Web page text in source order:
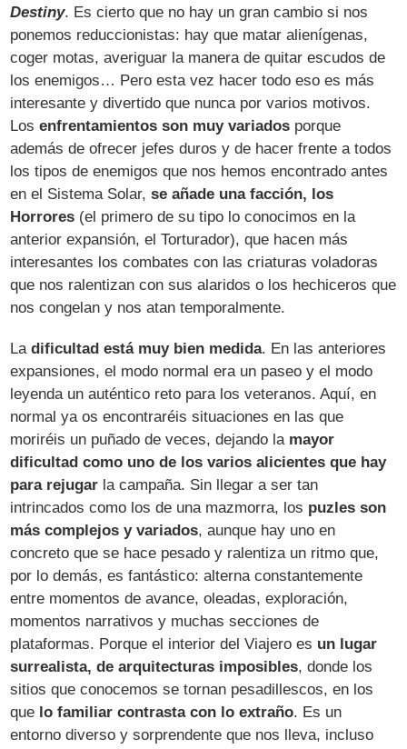
Destiny. Es cierto que no hay un gran cambio si nos
ponemos reduccionistas: hay que matar alienígenas,
coger motas, averiguar la manera de quitar escudos de
los enemigos… Pero esta vez hacer todo eso es más
interesante y divertido que nunca por varios motivos.
Losenfrentamientos son muy variados porque
además de ofrecer jefes duros y de hacer frente a todos
los tipos de enemigos que nos hemos encontrado antes
en el Sistema Solar,se añade una facción, los
Horrores (el primero de su tipo lo conocimos en la
anterior expansión, el Torturador), que hacen más
interesantes los combates con las criaturas voladoras
que nos ralentizan con sus alaridos o los hechiceros que
nos congelan y nos atan temporalmente.
Ladificultad está muy bien medida. En las anteriores
expansiones, el modo normal era un paseo y el modo
leyenda un auténtico reto para los veteranos. Aquí, en
normal ya os encontraréis situaciones en las que
moriréis un puñado de veces, dejando la mayor
dificultad como uno de los varios alicientes que hay
para rejugar la campaña. Sin llegar a ser tan
intrincados como los de una mazmorra, los puzles son
más complejos y variados, aunque hay uno en
concreto que se hace pesado y ralentiza un ritmo que,
por lo demás, es fantástico: alterna constantemente
entre momentos de avance, oleadas, exploración,
momentos narrativos y muchas secciones de
plataformas. Porque el interior del Viajero es un lugar
surrealista, de arquitecturas imposibles, donde los
sitios que conocemos se tornan pesadillescos, en los
que lo familiar contrasta con lo extraño. Es un
entorno diverso y sorprendente que nos lleva, incluso